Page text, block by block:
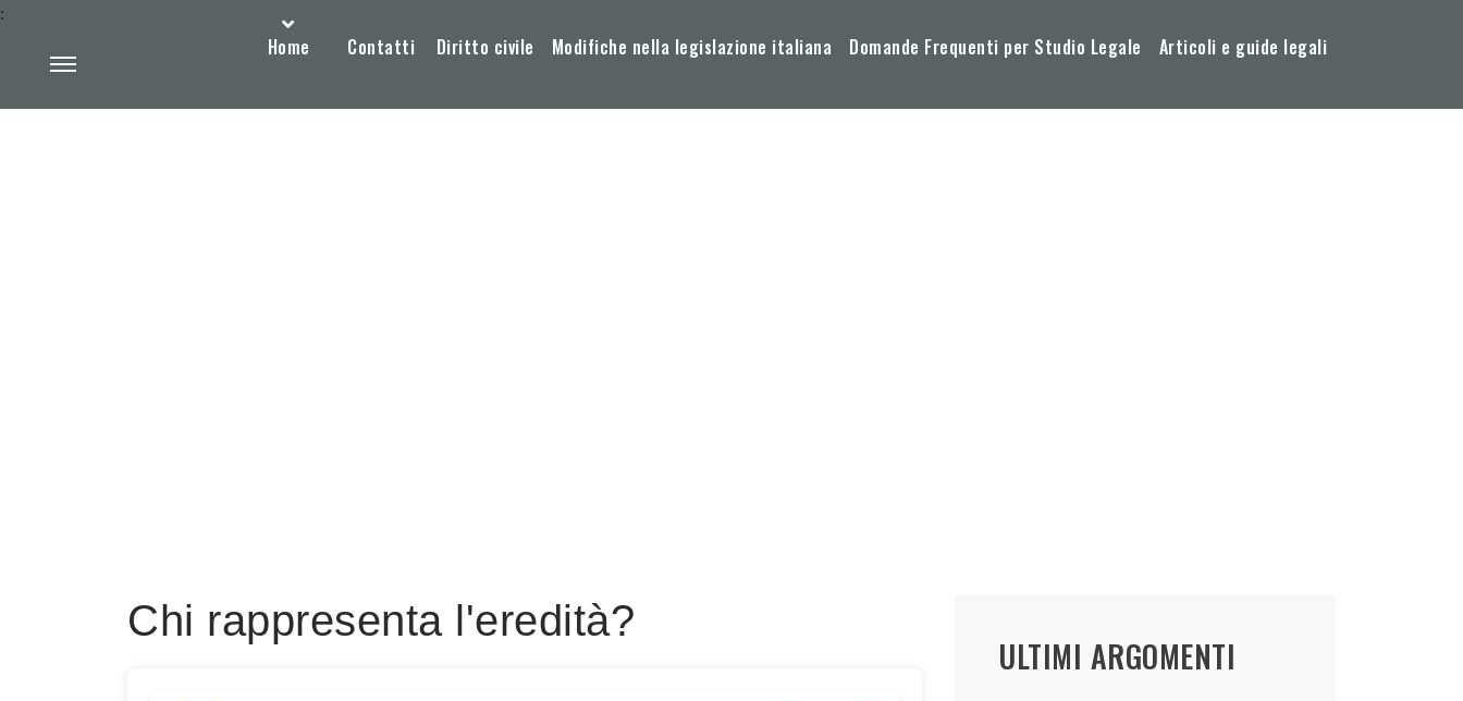
Home Contatti Diritto civile Modifiche nella legislazione italiana Domande Frequenti per Studio Legale Articoli e guide legali
:
Chi rappresenta l'eredità?
ULTIMI ARGOMENTI